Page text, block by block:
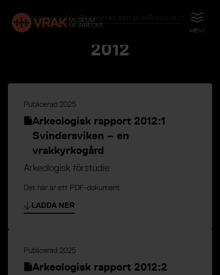
ÖPPNA
MENY
Marinarkeologi Rapporter och publikationer 2012
2012
Publicerad 2025
Arkeologisk rapport 2012:1
Svindersviken – en
vrakkyrkogård
Arkeologisk förstudie
Det här är ett PDF-dokument
LADDA NER
Publicerad 2025
Arkeologisk rapport 2012:2